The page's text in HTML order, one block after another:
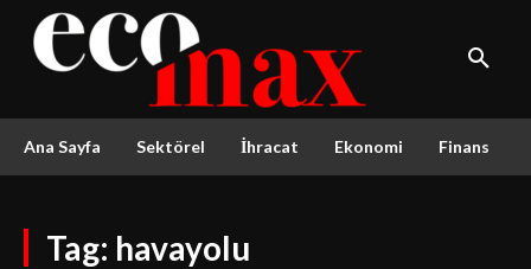
Ana Sayfa Sektörel İhracat Ekonomi Finans
Tag: havayolu